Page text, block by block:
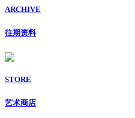
ARCHIVE
往期资料
STORE
艺术商店